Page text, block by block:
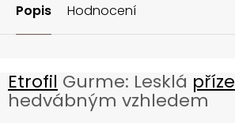
Popis Hodnocení
Etrofil Gurme: Lesklá příze
hedvábným vzhledem